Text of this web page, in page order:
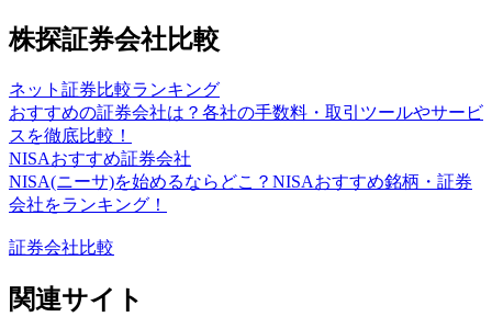
株探証券会社比較
ネット証券比較ランキング
おすすめの証券会社は？各社の手数料・取引ツールやサービ
スを徹底比較！
NISAおすすめ証券会社
NISA(ニーサ)を始めるならどこ？NISAおすすめ銘柄・証券
会社をランキング！
証券会社比較
関連サイト